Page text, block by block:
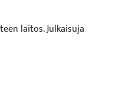
laitos. Julkaisuja